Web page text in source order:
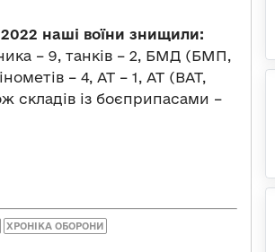
наші воїни знищили:
– 9, танків – 2, БМД (БМП,
– 4, АТ – 1, АТ (ВАТ,
складів із боєприпасами –
ХРОНІКА ОБОРОНИ